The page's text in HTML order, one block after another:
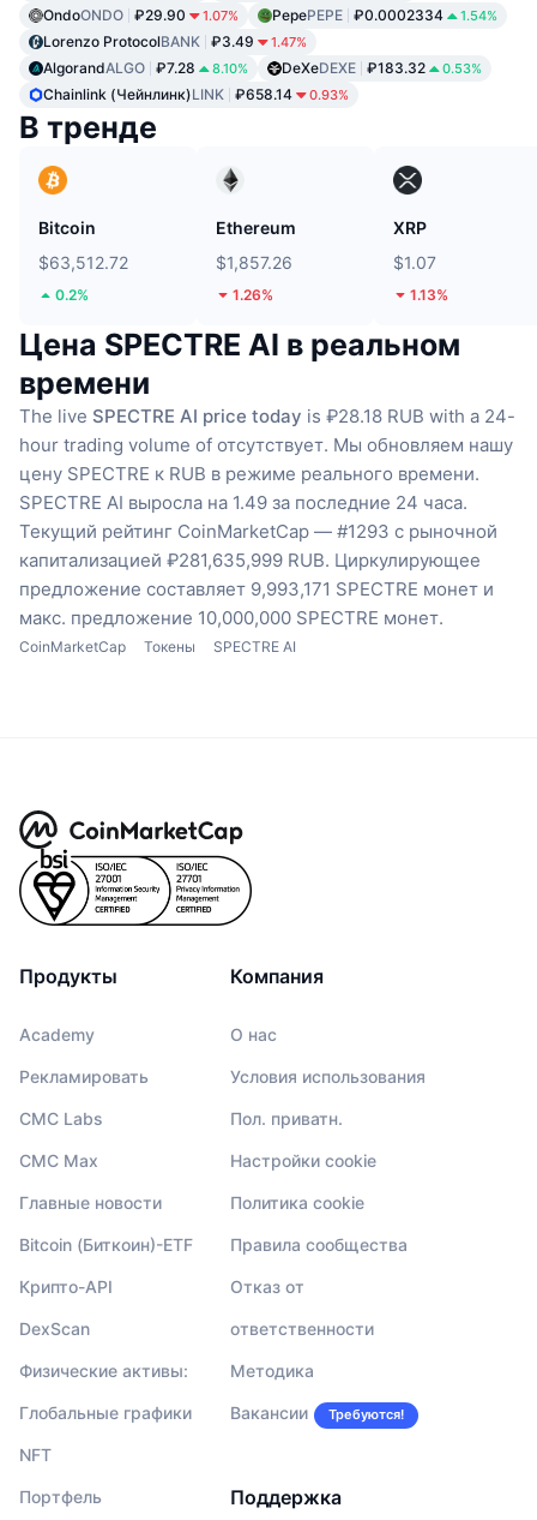
OndoONDO ₽29.90 1.07% PepePEPE ₽0.0002334 1.54%
Lorenzo ProtocolBANK ₽3.49 1.47%
AlgorandALGO ₽7.28 8.10% DeXeDEXE ₽183.32 0.53%
Chainlink (Чейнлинк)LINK ₽658.14 0.93%
В тренде
Bitcoin
$63,512.72
0.2%
Ethereum
$1,857.26
1.26%
XRP
$1.07
1.13%
Цена SPECTRE AI в реальном
времени
The live SPECTRE AI price today is ₽28.18 RUB with a 24-
hour trading volume of отсутствует. Мы обновляем нашу
цену SPECTRE к RUB в режиме реального времени.
SPECTRE AI выросла на 1.49 за последние 24 часа.
Текущий рейтинг CoinMarketCap — #1293 с рыночной
капитализацией ₽281,635,999 RUB. Циркулирующее
предложение составляет 9,993,171 SPECTRE монет и
макс. предложение 10,000,000 SPECTRE монет.
CoinMarketCap Токены SPECTRE AI
Продукты
Academy
Рекламировать
CMC Labs
CMC Max
Главные новости
Bitcoin (Биткоин)-ETF
Крипто-API
DexScan
Физические активы:
Глобальные графики
NFT
Портфель
Компания
О нас
Условия использования
Пол. приватн.
Настройки cookie
Политика cookie
Правила сообщества
Отказ от
ответственности
Методика
Вакансии Требуются!
Поддержка